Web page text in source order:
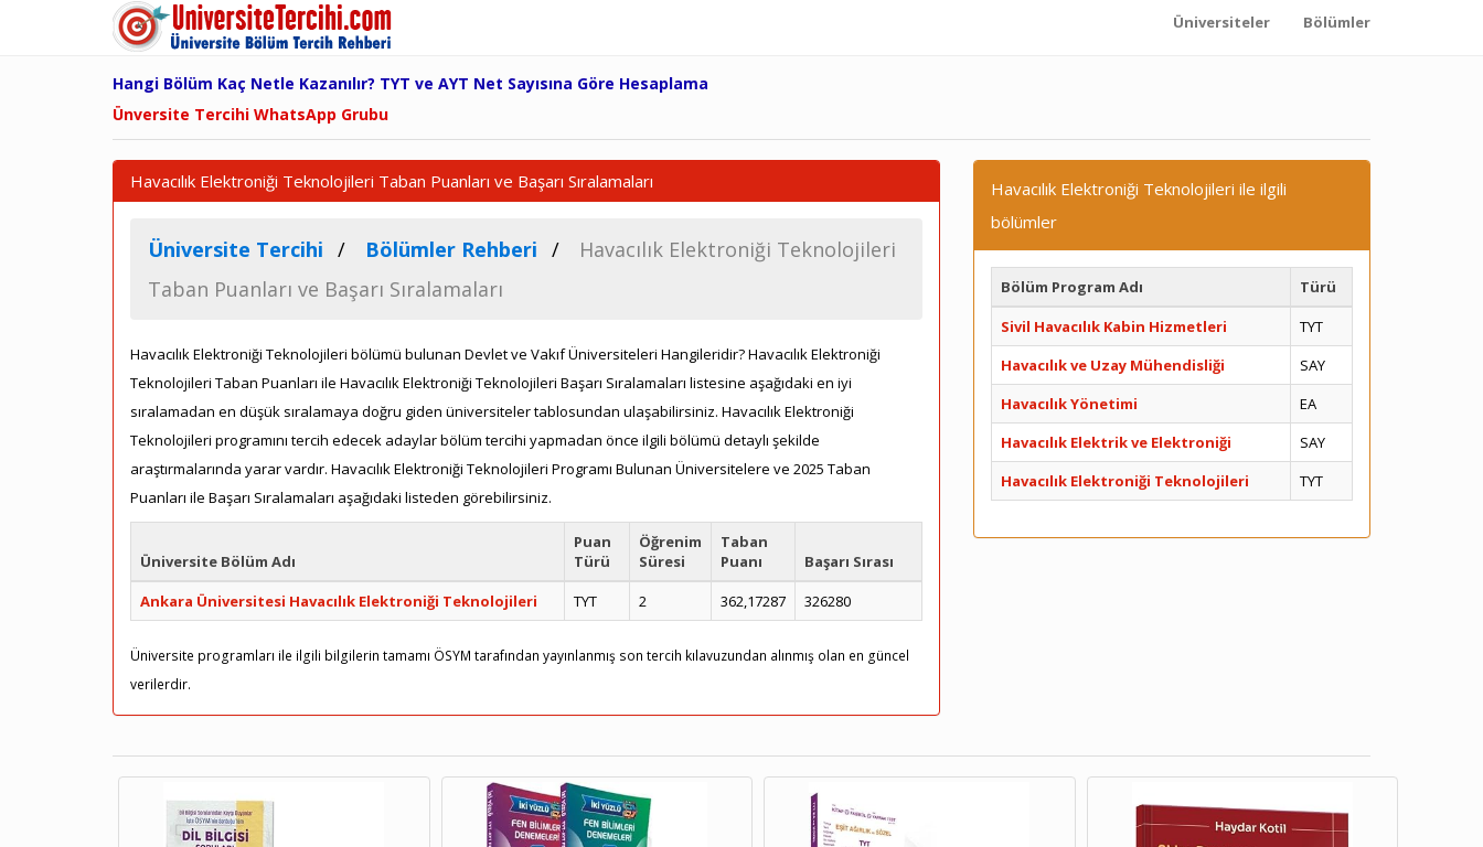
Üniversiteler Bölümler
Hangi Bölüm Kaç Netle Kazanılır? TYT ve AYT Net Sayısına Göre Hesaplama
Ünversite Tercihi WhatsApp Grubu
Havacılık Elektroniği Teknolojileri Taban Puanları ve Başarı Sıralamaları
Üniversite Tercihi Bölümler Rehberi
Havacılık Elektroniği Teknolojileri
Taban Puanları ve Başarı Sıralamaları
Havacılık Elektroniği Teknolojileri bölümü bulunan Devlet ve Vakıf Üniversiteleri Hangileridir? Havacılık Elektroniği
Teknolojileri Taban Puanları ile Havacılık Elektroniği Teknolojileri Başarı Sıralamaları listesine aşağıdaki en iyi
sıralamadan en düşük sıralamaya doğru giden üniversiteler tablosundan ulaşabilirsiniz. Havacılık Elektroniği
Teknolojileri programını tercih edecek adaylar bölüm tercihi yapmadan önce ilgili bölümü detaylı şekilde
araştırmalarında yarar vardır. Havacılık Elektroniği Teknolojileri Programı Bulunan Üniversitelere ve 2025 Taban
Puanları ile Başarı Sıralamaları aşağıdaki listeden görebilirsiniz.
Üniversite Bölüm Adı
Puan
Türü
Öğrenim
Süresi
Taban
Puanı
Başarı Sırası
Ankara Üniversitesi Havacılık Elektroniği Teknolojileri
TYT 2 362,17287 326280
Üniversite programları ile ilgili bilgilerin tamamı ÖSYM tarafından yayınlanmış son tercih kılavuzundan alınmış olan en güncel
verilerdir.
Havacılık Elektroniği Teknolojileri ile ilgili
bölümler
Bölüm Program Adı
Türü
Sivil Havacılık Kabin Hizmetleri
TYT
Havacılık ve Uzay Mühendisliği
SAY
Havacılık Yönetimi
EA
Havacılık Elektrik ve Elektroniği
SAY
Havacılık Elektroniği Teknolojileri
TYT